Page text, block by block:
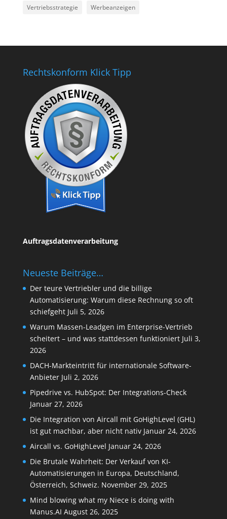
Vertriebsstrategie
Werbeanzeigen
Rechtskonform Klick Tipp
Auftragsdatenverarbeitung
Neueste Beiträge…
Der teure Vertriebler und die billige
Automatisierung: Warum diese Rechnung so oft
schiefgeht Juli 5, 2026
Warum Massen-Leadgen im Enterprise-Vertrieb
scheitert – und was stattdessen funktioniert Juli 3,
2026
DACH-Markteintritt für internationale Software-
Anbieter Juli 2, 2026
Pipedrive vs. HubSpot: Der Integrations-Check
Januar 27, 2026
Die Integration von Aircall mit GoHighLevel (GHL)
ist gut machbar, aber nicht nativ Januar 24, 2026
Aircall vs. GoHighLevel Januar 24, 2026
Die Brutale Wahrheit: Der Verkauf von KI-
Automatisierungen in Europa, Deutschland,
Österreich, Schweiz. November 29, 2025
Mind blowing what my Niece is doing with
Manus.AI August 26, 2025